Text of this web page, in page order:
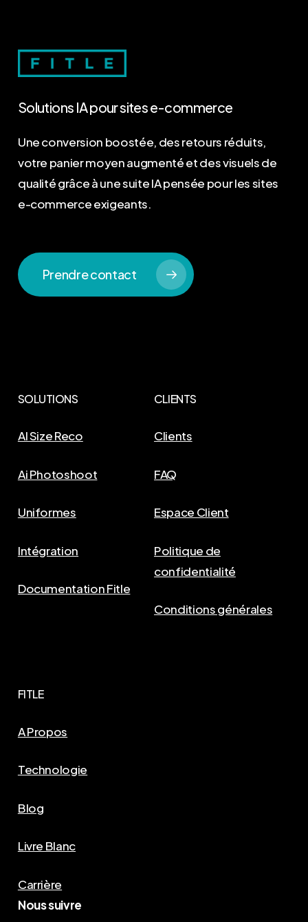
Solutions IApoursitese-commerce
Une conversion boostée, des retours réduits,
votre panier moyen augmenté et des visuels de
qualité grâce à une suite IA pensée pour les sites
e-commerce exigeants.
Prendre contact
SOLUTIONS
AI Size Reco
Ai Photoshoot
Uniformes
Intégration
Documentation Fitle
CLIENTS
Clients
FAQ
Espace Client
Politique de
confidentialité
Conditions générales
FITLE
A Propos
Technologie
Blog
Livre Blanc
Carrière
Nous suivre